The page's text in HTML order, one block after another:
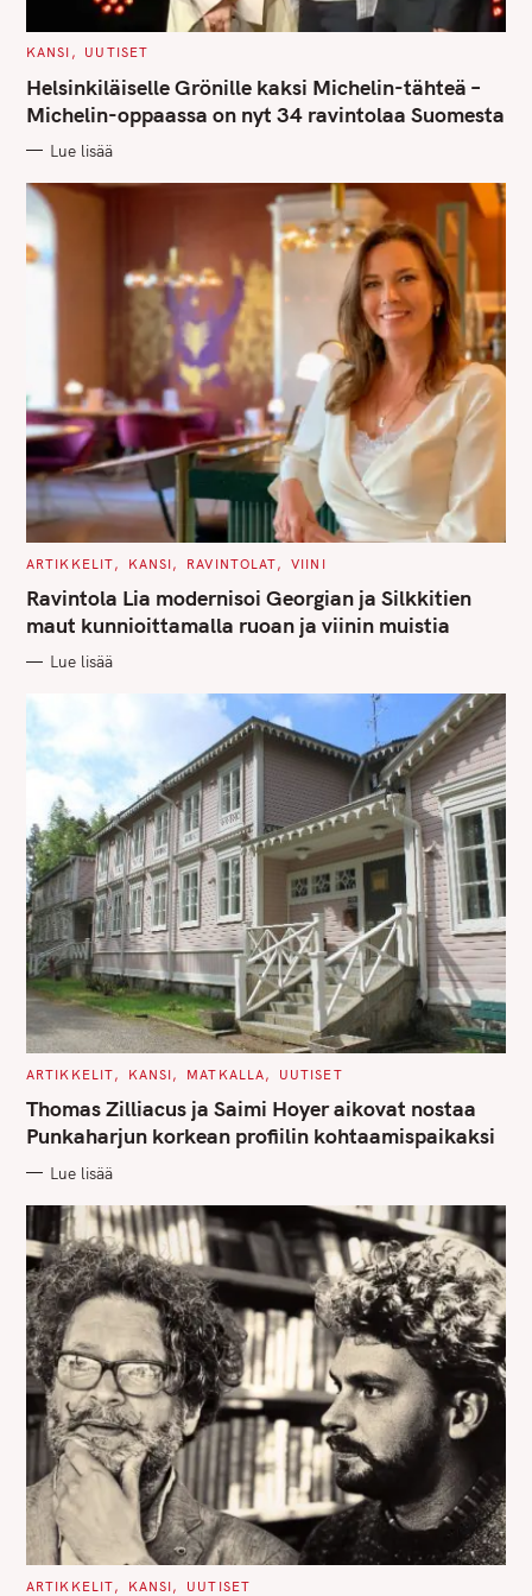
C
T
E
G
O
I
S
KANSI UUTISET
Helsinkiläiselle Grönille kaksi Michelin-tähteä –
Michelin-oppaassa on nyt 34 ravintolaa Suomesta
Lue lisää
C
T
E
G
O
I
ARTIKKELIT KANSI RAVINTOLAT VIINI
Ravintola Lia modernisoi Georgian ja Silkkitien
maut kunnioittamalla ruoan ja viinin muistia
Lue lisää
C
T
E
G
O
I
S
ARTIKKELIT KANSI MATKALLA UUTISET
Thomas Zilliacus ja Saimi Hoyer aikovat nostaa
Punkaharjun korkean profiilin kohtaamispaikaksi
Lue lisää
C
ARTIKKELIT KANSI UUTISET
r
c
h
f
o
r